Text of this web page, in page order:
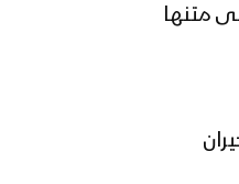
متنها